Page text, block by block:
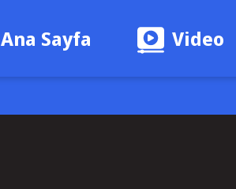
Ana Sayfa Video